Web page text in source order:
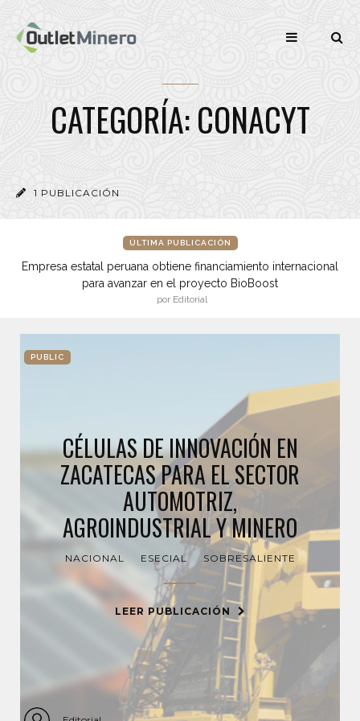
CATEGORÍA: CONACYT
1 PUBLICACIÓN
ÚLTIMA PUBLICACIÓN
Empresa estatal peruana obtiene financiamiento internacional
para avanzar en el proyecto BioBoost
por Editorial
PUBLIC
CÉLULAS DE INNOVACIÓN EN
ZACATECAS PARA EL SECTOR
AUTOMOTRIZ,
AGROINDUSTRIAL Y MINERO
NACIONAL ESECIAL SOBRESALIENTE
LEER PUBLICACIÓN